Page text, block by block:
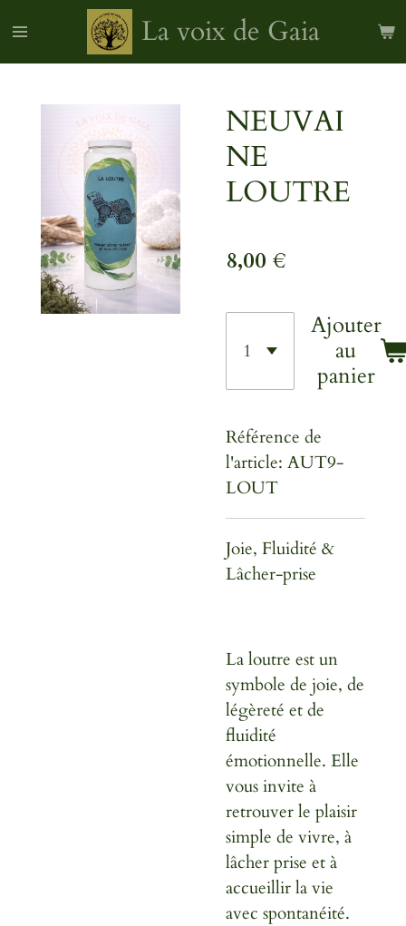
La voix de Gaia
NEUVAI
NE
LOUTRE
8,00 €
Ajouter
au
panier
Référence de
l'article: AUT9-
LOUT
Joie, Fluidité &
Lâcher-prise
La loutre est un
symbole de joie, de
légèreté et de
fluidité
émotionnelle. Elle
vous invite à
retrouver le plaisir
simple de vivre, à
lâcher prise et à
accueillir la vie
avec spontanéité.